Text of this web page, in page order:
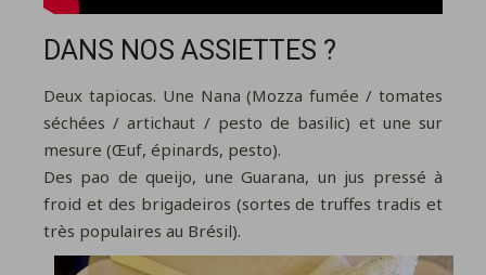
DANS NOS ASSIETTES ?
Deux tapiocas. Une Nana (Mozza fumée / tomates
séchées / artichaut / pesto de basilic) et une sur
mesure (Œuf, épinards, pesto).
Des pao de queijo, une Guarana, un jus pressé à
froid et des brigadeiros (sortes de truffes tradis et
très populaires au Brésil).